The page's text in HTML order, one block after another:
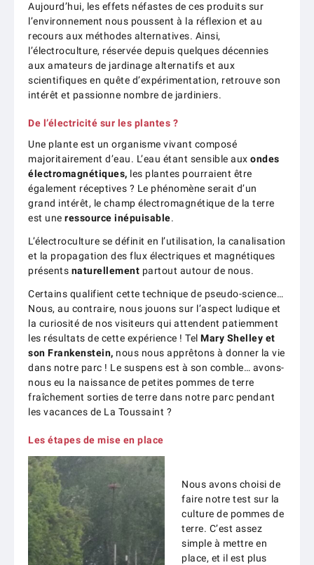
Aujourd’hui, les effets néfastes de ces produits sur
l’environnement nous poussent à la réflexion et au
recours aux méthodes alternatives. Ainsi,
l’électroculture, réservée depuis quelques décennies
aux amateurs de jardinage alternatifs et aux
scientifiques en quête d’expérimentation, retrouve son
intérêt et passionne nombre de jardiniers.
De l’électricité sur les plantes ?
Une plante est un organisme vivant composé
majoritairement d’eau. L’eau étant sensible aux ondes
électromagnétiques, les plantes pourraient être
également réceptives ? Le phénomène serait d’un
grand intérêt, le champ électromagnétique de la terre
est une ressource inépuisable.
L’électroculture se définit en l’utilisation, la canalisation
et la propagation des flux électriques et magnétiques
présents naturellement partout autour de nous.
Certains qualifient cette technique de pseudo-science…
Nous, au contraire, nous jouons sur l’aspect ludique et
la curiosité de nos visiteurs qui attendent patiemment
les résultats de cette expérience ! Tel Mary Shelley et
son Frankenstein, nous nous apprêtons à donner la vie
dans notre parc ! Le suspens est à son comble… avons-
nous eu la naissance de petites pommes de terre
fraîchement sorties de terre dans notre parc pendant
les vacances de La Toussaint ?
Les étapes de mise en place
Nous avons choisi de
faire notre test sur la
culture de pommes de
terre. C’est assez
simple à mettre en
place, et il est plus